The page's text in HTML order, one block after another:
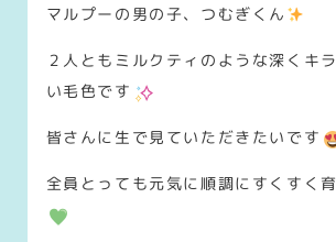
マルプーの男の子、つむぎくん
２人ともミルクティのような深くキ
い毛色です
皆さんに生で見ていただきたいです
全員とっても元気に順調にすくすく